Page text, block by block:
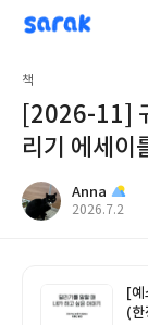
sarak
Anna
책
[2026-11]
리기 에세이
Anna
작
2026.7.2
[예
(한